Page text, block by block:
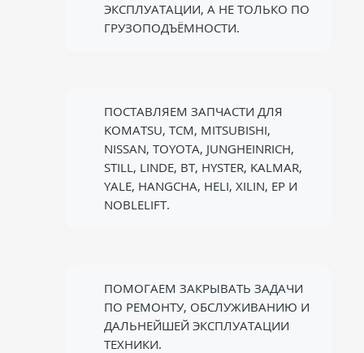
ЭКСПЛУАТАЦИИ, А НЕ ТОЛЬКО ПО
ГРУЗОПОДЪЁМНОСТИ.
ПОСТАВЛЯЕМ ЗАПЧАСТИ ДЛЯ
KOMATSU, TCM, MITSUBISHI,
NISSAN, TOYOTA, JUNGHEINRICH,
STILL, LINDE, BT, HYSTER, KALMAR,
YALE, HANGCHA, HELI, XILIN, EP И
NOBLELIFT.
ПОМОГАЕМ ЗАКРЫВАТЬ ЗАДАЧИ
ПО РЕМОНТУ, ОБСЛУЖИВАНИЮ И
ДАЛЬНЕЙШЕЙ ЭКСПЛУАТАЦИИ
ТЕХНИКИ.